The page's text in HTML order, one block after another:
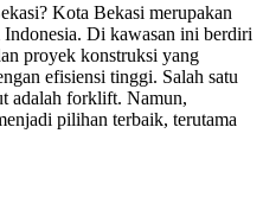
Kota Bekasi merupakan
Indonesia. Di kawasan ini berdiri
proyek konstruksi yang
efisiensi tinggi. Salah satu
adalah forklift. Namun,
pilihan terbaik, terutama